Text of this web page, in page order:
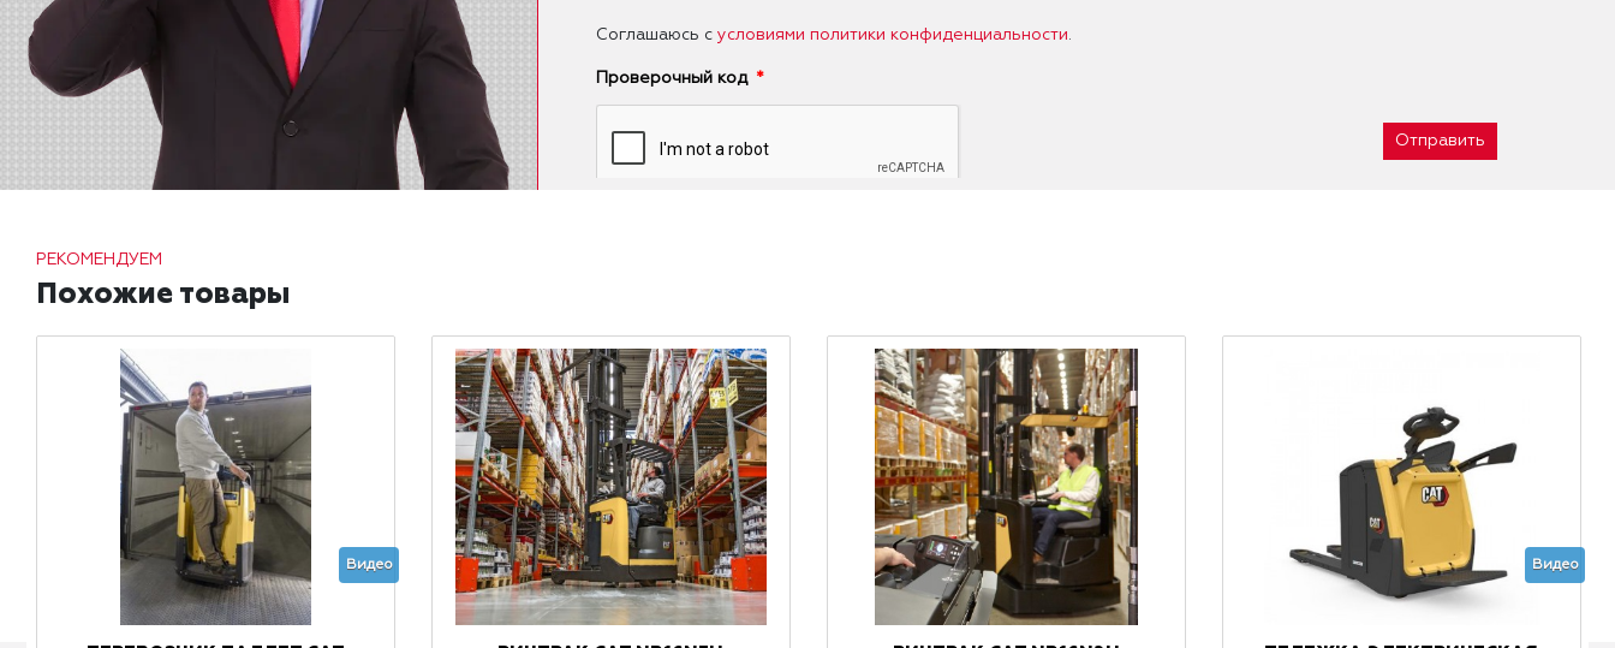
Соглашаюсь с условиями политики конфиденциальности.
Проверочный код
Отправить
РЕКОМЕНДУЕМ
Похожие товары
Видео Видео